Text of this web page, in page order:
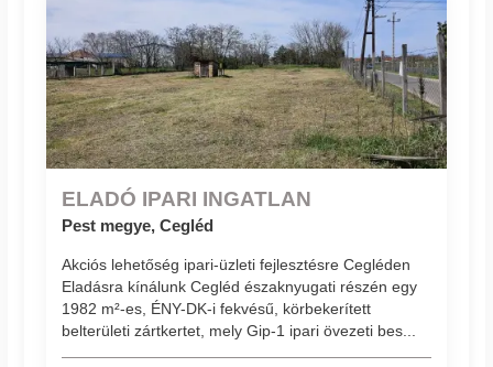
ELADÓ IPARI INGATLAN
Pest megye, Cegléd
Akciós lehetőség ipari-üzleti fejlesztésre Cegléden
Eladásra kínálunk Cegléd északnyugati részén egy
1982 m²-es, ÉNY-DK-i fekvésű, körbekerített
belterületi zártkertet, mely Gip-1 ipari övezeti bes...